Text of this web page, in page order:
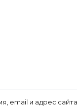
email и адрес